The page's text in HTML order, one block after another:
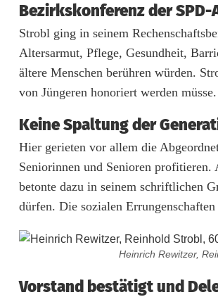
i
n
S
c
h
n
a
i
t
e
Bezirkskonferenz der
Strobl ging in seinem
Altersarmut, Pflege, Gesundheit,
ältere Menschen berühren würden.
von Jüngeren honoriert werden müsse.
Keine Spaltung der
Hier gerieten vor allem die
Seniorinnen und Senioren profitieren.
betonte dazu in seinem schriftlichen
dürfen. Die sozialen
Heinrich Rewitzer,
Vorstand bestätigt und